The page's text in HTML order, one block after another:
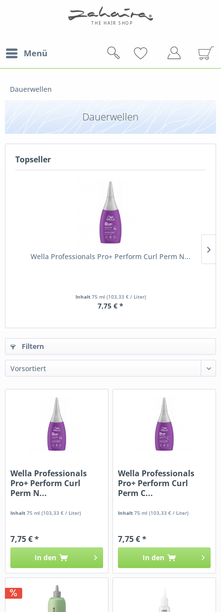
Menü
Dauerwellen
Dauerwellen
Topseller
Wella Professionals Pro+ Perform Curl Perm N...
Inhalt 75 ml (103,33 € / Liter)
7,75 € *
Filtern
Wella Professionals
Pro+ Perform Curl
Perm N...
Inhalt75 ml(103,33 € / Liter)
7,75 € *
In den
Wella Professionals
Pro+ Perform Curl
Perm C...
Inhalt75 ml(103,33 € / Liter)
7,75 € *
In den